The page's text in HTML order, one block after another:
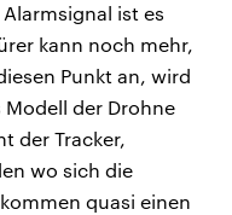
ist es
kann noch mehr,
Punkt an, wird
der Drohne
der Tracker,
wo sich die
quasi einen